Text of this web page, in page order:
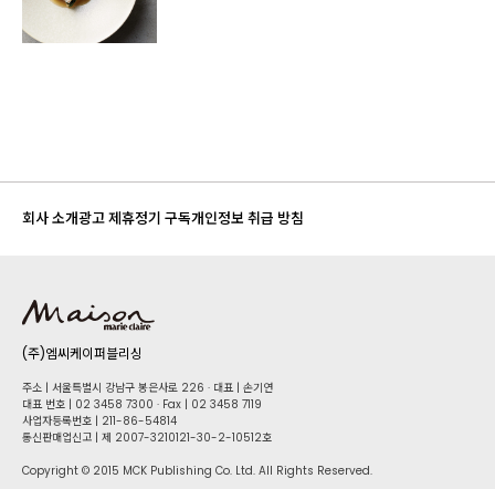
회사 소개광고 제휴정기 구독개인정보 취급 방침
(주)엠씨케이퍼블리싱
주소 | 서울특별시 강남구 봉은사로 226 · 대표 | 손기연
대표 번호 | 02 34​58 7300 · Fax | 02 34​58 7119
사업자등록번호 | 211-86-5​4814
통신판매업신고 | 제 2007-3210121-30-2-10512호
Copyright © 2015 MCK Publishing Co. Ltd. All Rights Reserved.